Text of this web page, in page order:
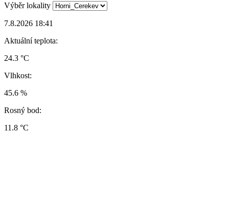
Výběr lokality
7.8.2026 18:41
Aktuální teplota:
24.3 °C
Vlhkost:
45.6 %
Rosný bod:
11.8 °C